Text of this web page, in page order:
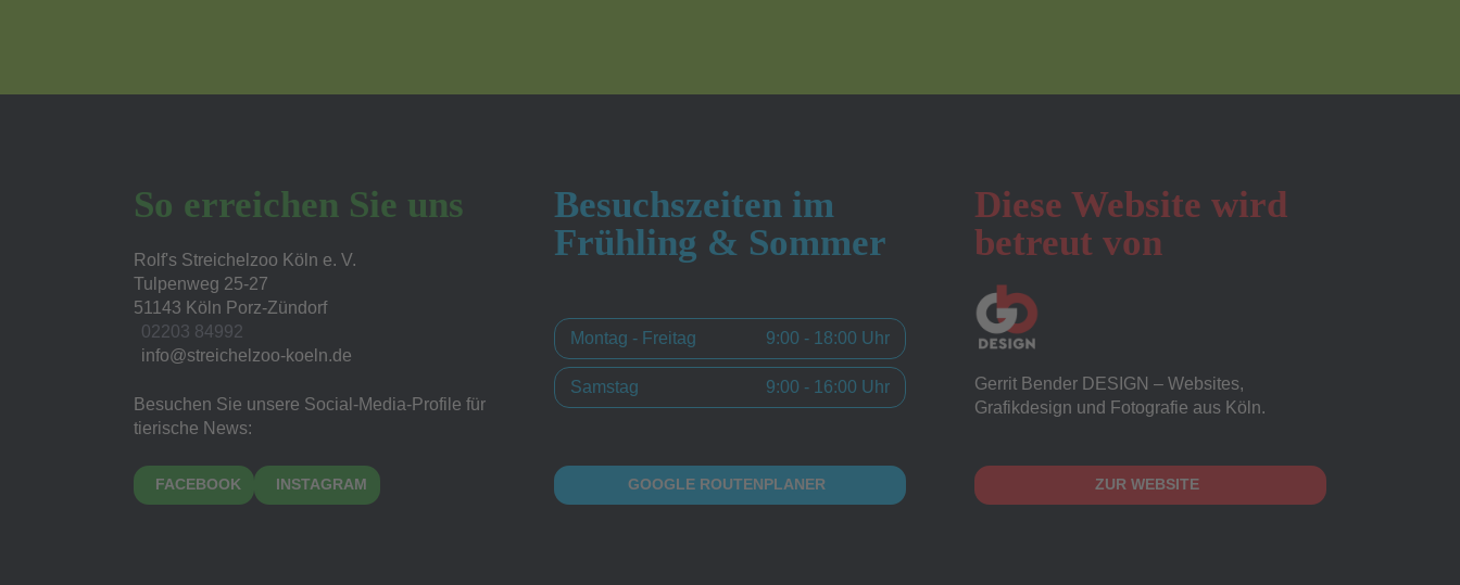
So erreichen Sie uns
Rolf's Streichelzoo Köln e. V.
Tulpenweg 25-27
51143 Köln Porz-Zündorf
02203 84992
Besuchen Sie unsere Social-Media-Profile für
tierische News:
FACEBOOK INSTAGRAM
Besuchszeiten im
Frühling & Sommer
Montag - Freitag 9:00 - 18:00 Uhr
Samstag 9:00 - 16:00 Uhr
GOOGLE ROUTENPLANER
Diese Website wird
betreut von
Gerrit Bender DESIGN – Websites,
Grafikdesign und Fotografie aus Köln.
ZUR WEBSITE